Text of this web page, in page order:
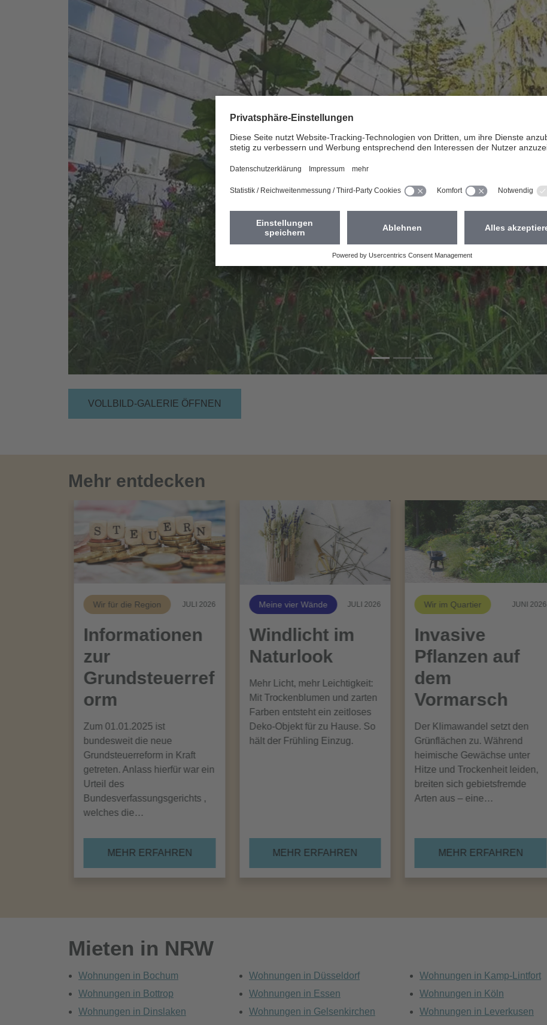
Vorherige
VOLLBILD-GALERIE ÖFFNEN
Mehr entdecken
Wir für die Region JULI 2026
Informationen
zur
Grundsteuerref
orm
Zum 01.01.2025 ist
bundesweit die neue
Grundsteuerreform in Kraft
getreten. Anlass hierfür war ein
Urteil des
Bundesverfassungsgerichts ,
welches die…
MEHR ERFAHREN
Meine vier Wände JULI 2026
Windlicht im
Naturlook
Mehr Licht, mehr Leichtigkeit:
Mit Trockenblumen und zarten
Farben entsteht ein zeitloses
Deko-Objekt für zu Hause. So
hält der Frühling Einzug.
MEHR ERFAHREN
Wir im Quartier JUNI 2026
Invasive
Pflanzen auf
dem
Vormarsch
Der Klimawandel setzt den
Grünflächen zu. Während
heimische Gewächse unter
Hitze und Trockenheit leiden,
breiten sich gebietsfremde
Arten aus – eine…
MEHR ERFAHREN
Mieten in NRW
Wohnungen in Bochum
Wohnungen in Bottrop
Wohnungen in Dinslaken
Wohnungen in Düsseldorf
Wohnungen in Essen
Wohnungen in Gelsenkirchen
Wohnungen in Kamp-Lintfort
Wohnungen in Köln
Wohnungen in Leverkusen